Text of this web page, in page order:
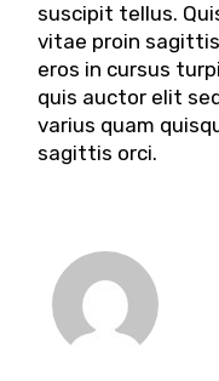
suscipit tellus.
vitae proin
eros in cursus
quis auctor elit
varius quam
sagittis orci.